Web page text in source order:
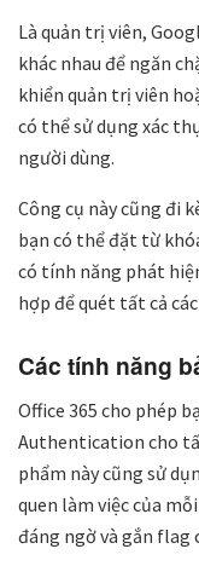
Là quản trị viên,
khác nhau để ngăn
khiển quản trị viên
có thể sử dụng xác
người dùng.
Công cụ này cũng đi
bạn có thể đặt từ
có tính năng phát
hợp để quét tất cả
Các tính năng
Office 365 cho phép
Authentication cho
phẩm này cũng sử
quen làm việc của
đáng ngờ và gắn flag